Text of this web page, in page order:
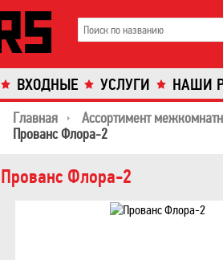
ВХОДНЫЕ УСЛУГИ НАШИ
Главная
Ассортимент
Прованс Флора-2
Прованс Флора-2